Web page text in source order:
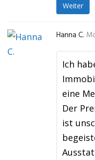
Weiter
Hanna C.
Ich
eine
Der
ist